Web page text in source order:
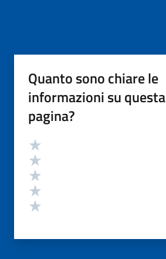
Quanto sono chiare le
informazioni su questa
pagina?
Valutazione